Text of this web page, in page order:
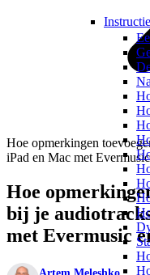
Hoe opmerkingen
iPad en Mac met
Hoe
bij je
met Evermusic